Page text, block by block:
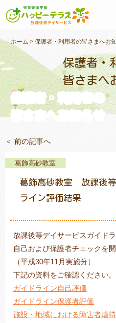
私たちについて
未就学のお子さま（
小学生〜高校生の お
支援事例
教室一覧
ご利用について
トレキング
ホーム >保護者・利用者の皆さまへお
保護者・
皆さまへ
保護者・利用者の
皆さまへお知らせ
＜ 前の記事へ
葛飾高砂教室
葛飾高砂教室 放課後
ライン評価結果
放課後等デイサービスガイド
自己および保護者チェックを開
（平成30年11月実施分）
下記の資料をご確認ください。
ガイドライン自己評価
ガイドライン保護者評価
施設・地域における障害者虐